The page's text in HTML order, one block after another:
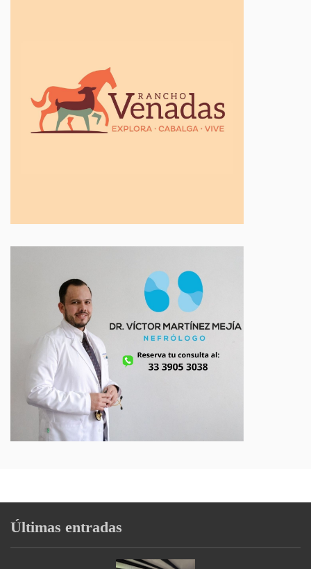
Últimas entradas